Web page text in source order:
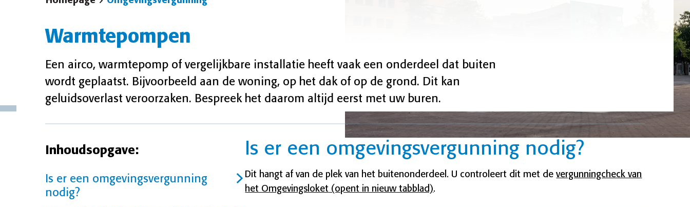
Warmtepompen
Een airco, warmtepomp of vergelijkbare installatie heeft vaak een onderdeel dat buiten
wordt geplaatst. Bijvoorbeeld aan de woning, op het dak of op de grond. Dit kan
geluidsoverlast veroorzaken. Bespreek het daarom altijd eerst met uw buren.
Inhoudsopgave:
Is er een omgevingsvergunning
nodig?
Is er een omgevingsvergunning nodig?
Dit hangt af van de plek van het buitenonderdeel. U controleert dit met devergunningcheck van
het Omgevingsloket (opent in nieuw tabblad).